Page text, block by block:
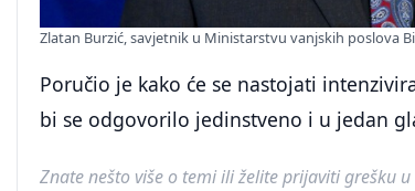
Zlatan Burzić, savjetnik u Ministarstvu vanjskih poslova
Poručio je kako će se nastojati
bi se odgovorilo jedinstveno i u jedan
Znate nešto više o temi ili želite prijaviti grešku u